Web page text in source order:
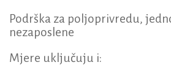
Podrška za poljoprivredu,
nezaposlene
Mjere uključuju i: